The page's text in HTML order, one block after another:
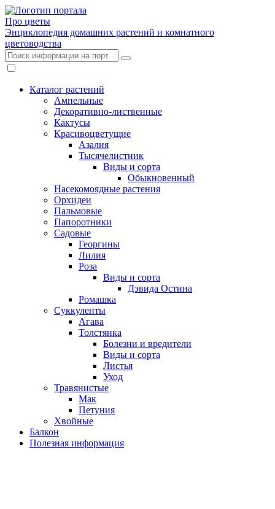
Про цветы
Энциклопедия домашних растений и комнатного
цветоводства
Каталог растений
Ампельные
Декоративно-лиственные
Кактусы
Красивоцветущие
Азалия
Тысячелистник
Виды и сорта
Обыкновенный
Насекомоядные растения
Орхидеи
Пальмовые
Папоротники
Садовые
Георгины
Лилия
Роза
Виды и сорта
Дэвида Остина
Ромашка
Суккуленты
Агава
Толстянка
Болезни и вредители
Виды и сорта
Листья
Уход
Травянистые
Мак
Петуния
Хвойные
Балкон
Полезная информация